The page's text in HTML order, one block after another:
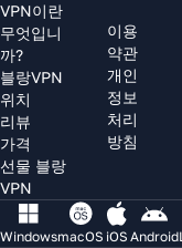
VPN이란
무엇입니
까?
블랑VPN
위치
리뷰
가격
선물 블랑
VPN
이용
약관
개인
정보
처리
방침
WindowsmacOS iOS Android